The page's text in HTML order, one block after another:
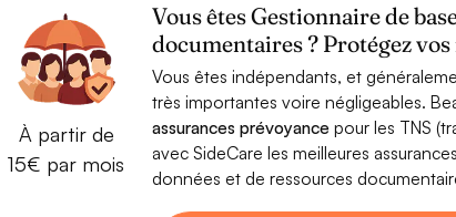
À partir de
15€ par mois
Vous êtes Gestionnaire de
documentaires ? Protégez
Vous êtes indépendants, et
très importantes voire négligeables.
assurances prévoyancepour les TNS
avec SideCare les meilleures
données et de ressources